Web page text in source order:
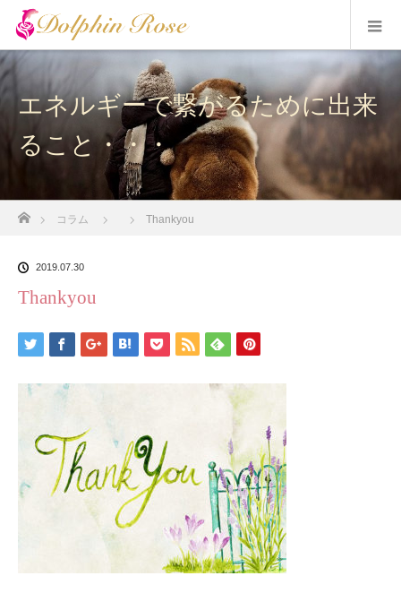
エネルギーで繋がるために出来
ること・・・
コラム Thankyou
2019.07.30
Thankyou